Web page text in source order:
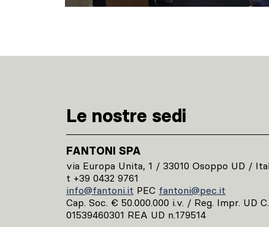
Le nostre sedi
FANTONI SPA
via Europa Unita, 1 / 33010 Osoppo UD /
t +39 0432 9761
info@fantoni.it PEC fantoni@pec.it
Cap. Soc. € 50.000.000 i.v. / Reg. Impr. UD
01539460301 REA UD n.179514